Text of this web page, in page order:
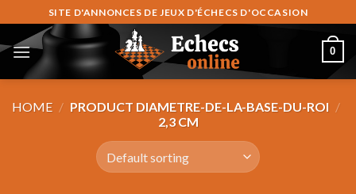
to
content
SITE D'ANNONCES DE JEUX D'ÉCHECS D'OCCASION
0
HOME / PRODUCT DIAMETRE-DE-LA-BASE-DU-ROI /
2,3 CM